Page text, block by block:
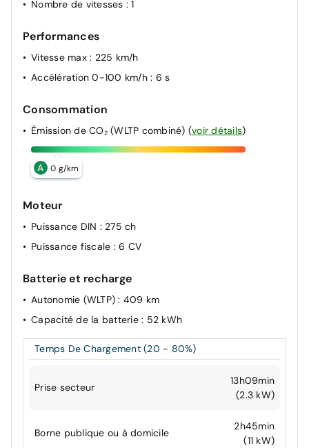
Nombre de vitesses : 1
Performances
Vitesse max : 225 km/h
Accélération 0-100 km/h : 6 s
Consommation
Émission de CO₂ (WLTP combiné) (voir détails)
A 0 g/km
Moteur
Puissance DIN : 275 ch
Puissance fiscale : 6 CV
Batterie et recharge
Autonomie (WLTP): 409 km
Capacité de la batterie : 52 kWh
Temps De Chargement (20 - 80%)
Prise secteur
13h09min
(2.3 kW)
Borne publique ou à domicile
2h45min
(11 kW)